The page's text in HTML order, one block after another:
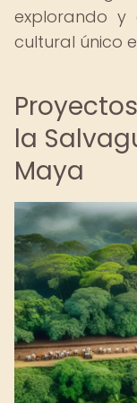
explorando y
cultural único
la
Maya